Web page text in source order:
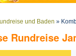
und Baden »
Rundreise